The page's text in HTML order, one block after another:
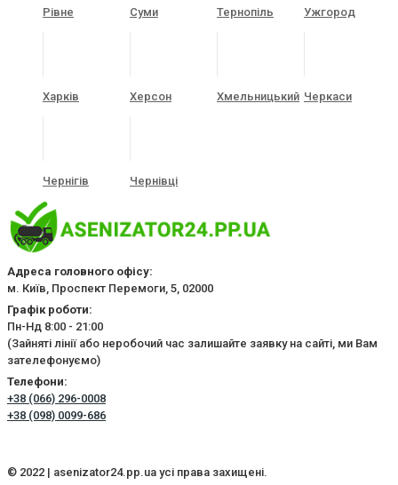
Рівне Суми Тернопіль Ужгород
Харків Херсон Хмельницький Черкаси
Чернігів Чернівці
Адреса головного офісу:
м. Київ, Проспект Перемоги, 5, 02000
Графік роботи:
Пн-Нд 8:00 - 21:00
(Зайняті лінії або неробочий час залишайте заявку на сайті, ми Вам
зателефонуємо)
Телефони:
+38 (066) 296-0008
+38 (098) 0099-686
© 2022 | asenizator24.pp.ua усі права захищені.